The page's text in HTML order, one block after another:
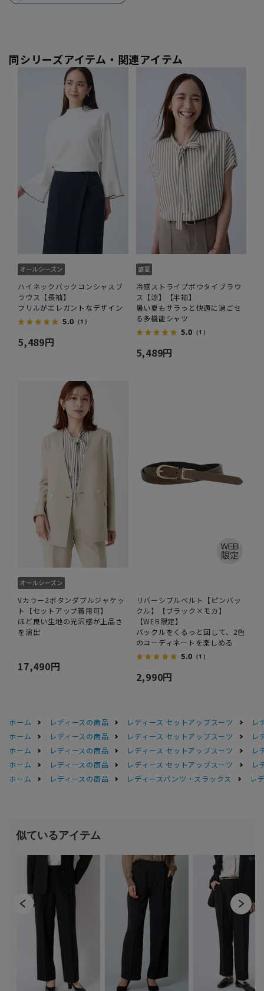
同シリーズアイテム・関連アイテム
ハイネックバックコンシャスブ
ラウス【長袖】
フリルがエレガントなデザイン
5.0 （1）
5,489円
冷感ストライプボウタイブラウ
ス【涼】【半袖】
暑い夏もサラっと快適に過ごせ
る多機能シャツ
5.0 （1）
5,489円
Vカラー2ボタンダブルジャケッ
ト【セットアップ着用可】
ほど良い生地の光沢感が上品さ
を演出
17,490円
リバーシブルベルト【ピンバッ
クル】【ブラック×モカ】
【WEB限定】
バックルをくるっと回して、2色
のコーディネートを楽しめる
5.0 （1）
2,990円
ホーム レディースの商品 レディース セットアップスーツ
レ
ホーム
レディースの商品 レディース セットアップスーツ
レ
ホーム
レディースの商品 レディース セットアップスーツ
レ
ホーム
レディースの商品 レディース セットアップスーツ
レ
ホーム
レディースの商品 レディースパンツ・スラックス レ